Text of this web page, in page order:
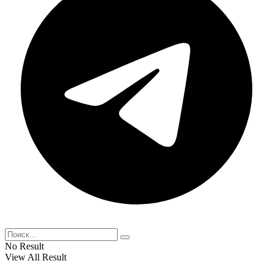
No Result
View All Result